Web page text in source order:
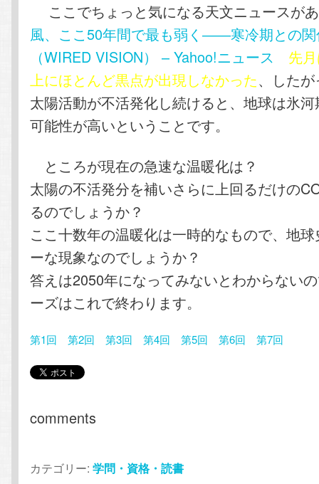
ここでちょっと気になる天文ニュースが
風、ここ50年間で最も弱く――寒冷期との
（WIRED VISION） – Yahoo!ニュース
先
上にほとんど黒点が出現しなかった、した
太陽活動が不活発化し続けると、地球は氷
可能性が高いということです。
ところが現在の急速な温暖化は？
太陽の不活発分を補いさらに上回るだけの
るのでしょうか？
ここ十数年の温暖化は一時的なもので、地
ーな現象なのでしょうか？
答えは2050年になってみないとわからない
ーズはこれで終わります。
第1回 第2回 第3回 第4回 第5回 第6回 第7回
comments
カテゴリー: 学問・資格・読書